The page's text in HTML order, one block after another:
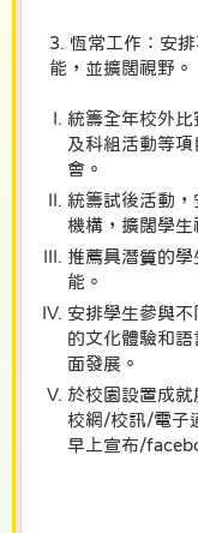
3. 恆常工作：安
能，並擴闊視野。
統籌全年校外
及科組活動等
會。
統籌試後活動
機構，擴闊學生
推薦具潛質的
能。
安排學生參與
的文化體驗和
面發展。
於校園設置成
校網/校訊/電子
早上宣布/